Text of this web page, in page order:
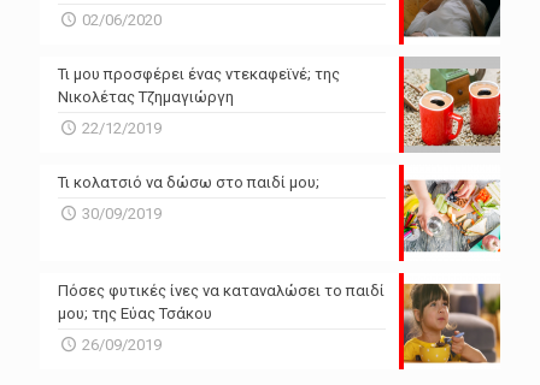
02/06/2020
Τι μου προσφέρει ένας ντεκαφεϊνέ; της
Νικολέτας Τζημαγιώργη
22/12/2019
Τι κολατσιό να δώσω στο παιδί μου;
30/09/2019
Πόσες φυτικές ίνες να καταναλώσει το παιδί
μου; της Εύας Τσάκου
26/09/2019